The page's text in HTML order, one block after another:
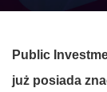
Public
już posiada